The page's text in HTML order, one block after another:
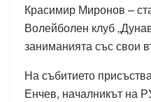
Красимир Миронов –
Волейболен клуб
заниманията със свои
На събитието
Енчев, началникът на